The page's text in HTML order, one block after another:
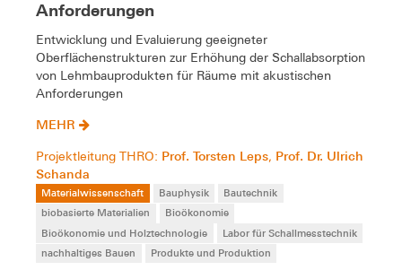
Anforderungen
Entwicklung und Evaluierung geeigneter
Oberflächenstrukturen zur Erhöhung der Schallabsorption
von Lehmbauprodukten für Räume mit akustischen
Anforderungen
MEHR
Projektleitung THRO: Prof. Torsten Leps, Prof. Dr. Ulrich
Schanda
Materialwissenschaft Bauphysik
Bautechnik
biobasierte Materialien
Bioökonomie
Bioökonomie und Holztechnologie
Labor für Schallmesstechnik
nachhaltiges Bauen
Produkte und Produktion